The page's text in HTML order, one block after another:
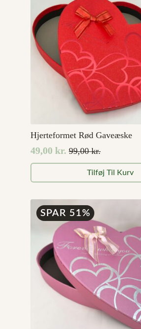
Hjerteformet Rød Gaveæske
99,00kr.
Den
oprindelige
pris
99,00 kr..
49,00 kr.
Den
aktuelle
pris
49,00 kr..
Tilføj Til Kurv
SPAR 51%